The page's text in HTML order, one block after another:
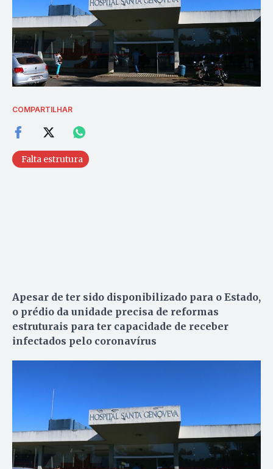
COMPARTILHAR
Falta estrutura
Apesar de ter sido disponibilizado para o Estado,
o prédio da unidade precisa de reformas
estruturais para ter capacidade de receber
infectados pelo coronavírus